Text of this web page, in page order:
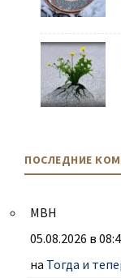
ПОСЛЕДНИЕ
МВН
05.08.2026 в
на Тогда и